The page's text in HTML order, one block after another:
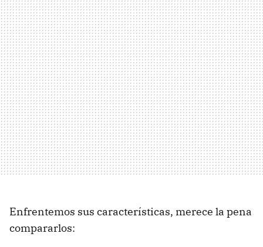
Enfrentemos sus características, merece la pena
compararlos: